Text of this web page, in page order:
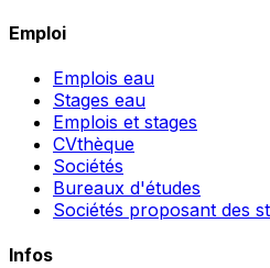
Emploi
Emplois eau
Stages eau
Emplois et stages
CVthèque
Sociétés
Bureaux d'études
Sociétés proposant des
Infos